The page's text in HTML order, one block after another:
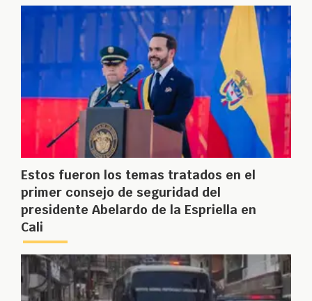
Estos fueron los temas tratados en el
primer consejo de seguridad del
presidente Abelardo de la Espriella en
Cali